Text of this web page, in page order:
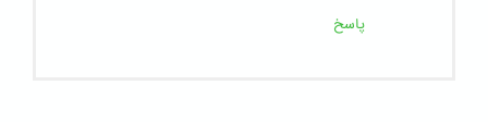
پاسخ